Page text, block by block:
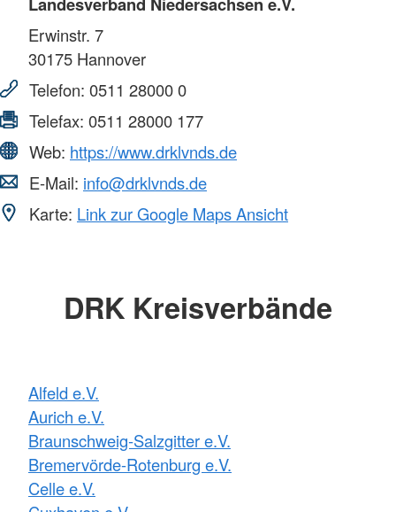
Erwinstr. 7
30175 Hannover
Telefon: 0511 28000 0
Telefax: 0511 28000 177
Web: https://www.drklvnds.de
E-Mail: info@drklvnds.de
Karte: Link zur Google Maps Ansicht
DRK Kreisverbände
Alfeld e.V.
Aurich e.V.
Braunschweig-Salzgitter e.V.
Bremervörde-Rotenburg e.V.
Celle e.V.